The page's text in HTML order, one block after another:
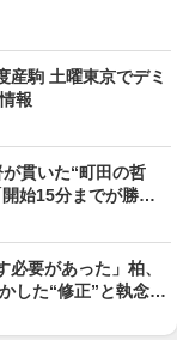
産駒 土曜東京でデミ
報
が貫いた“町田の哲
始15分までが勝負
必要があった」柏、
した“修正”と執念
」